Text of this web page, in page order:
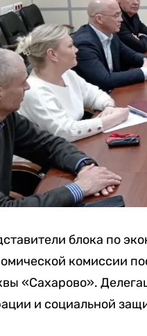
блока по
комиссии
«Сахарово».
и социальной